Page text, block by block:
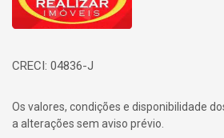
CRECI: 04836-J
Os valores, condições e disponibilidade
a alterações sem aviso prévio.